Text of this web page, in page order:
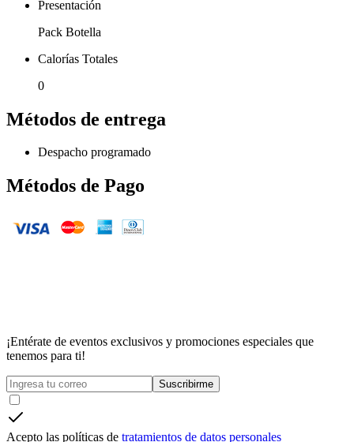
Presentación
Pack Botella
Calorías Totales
0
Métodos de entrega
Despacho programado
Métodos de Pago
¡Entérate de eventos exclusivos y promociones especiales que
tenemos para ti!
Suscribirme
Acepto las políticas de tratamientos de datos personales